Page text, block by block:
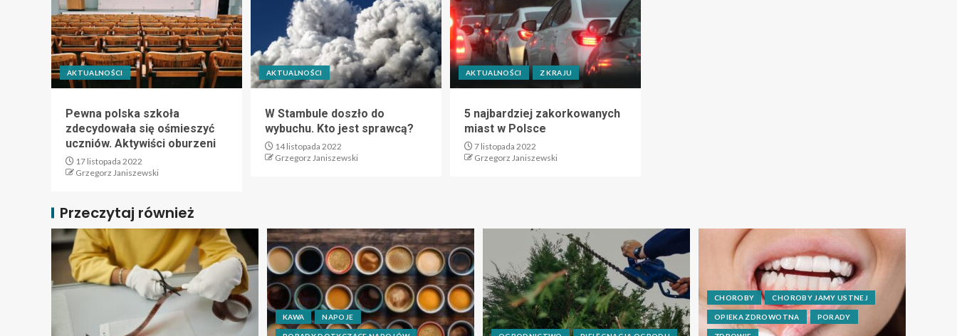
AKTUALNOŚCI
Pewna polska szkoła
zdecydowała się ośmieszyć
uczniów. Aktywiści oburzeni
17 listopada 2022
Grzegorz Janiszewski
AKTUALNOŚCI
W Stambule doszło do
wybuchu. Kto jest sprawcą?
14 listopada 2022
Grzegorz Janiszewski
AKTUALNOŚCI Z KRAJU
5 najbardziej zakorkowanych
miast w Polsce
7 listopada 2022
Grzegorz Janiszewski
Przeczytaj również
KAWA NAPOJE
CHOROBY CHOROBY JAMY USTNEJ
OPIEKA ZDROWOTNA PORADY